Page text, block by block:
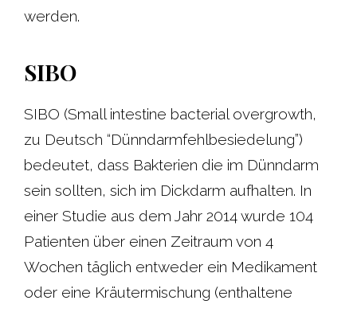
werden.
SIBO
SIBO (Small intestine bacterial overgrowth,
zu Deutsch “Dünndarmfehlbesiedelung”)
bedeutet, dass Bakterien die im Dünndarm
sein sollten, sich im Dickdarm aufhalten. In
einer Studie aus dem Jahr 2014 wurde 104
Patienten über einen Zeitraum von 4
Wochen täglich entweder ein Medikament
oder eine Kräutermischung (enthaltene